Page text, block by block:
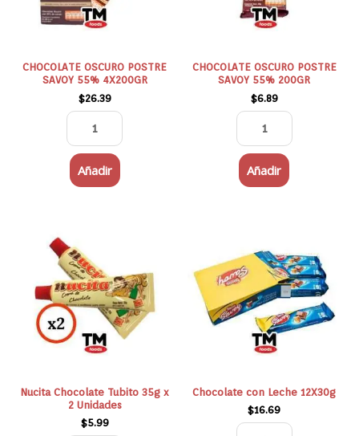
CHOCOLATE OSCURO POSTRE
SAVOY 55% 4X200GR
$26.39
cantidad
Añadir
CHOCOLATE OSCURO POSTRE
SAVOY 55% 200GR
$6.89
cantidad
Añadir
Nucita Chocolate Tubito 35g x
2 Unidades
$5.99
Tubito
35g
2
Unidades
cantidad
Chocolate con Leche 12X30g
$16.69
Leche
12X30g
cantidad